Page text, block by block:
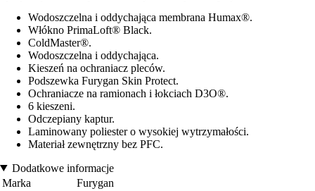
Wodoszczelna i oddychająca membrana Humax®.
Włókno PrimaLoft® Black.
ColdMaster®.
Wodoszczelna i oddychająca.
Kieszeń na ochraniacz pleców.
Podszewka Furygan Skin Protect.
Ochraniacze na ramionach i łokciach D3O®.
6 kieszeni.
Odczepiany kaptur.
Laminowany poliester o wysokiej wytrzymałości.
Materiał zewnętrzny bez PFC.
Dodatkowe informacje
Marka
Furygan